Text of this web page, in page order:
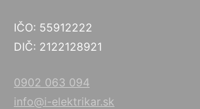
IČO: 55912222
DIČ: 2122128921
0902 063 094
info@i-elektrikar.sk